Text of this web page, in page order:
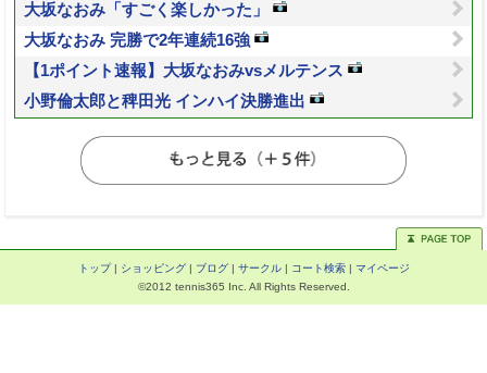
大坂なおみ「すごく楽しかった」
大坂なおみ 完勝で2年連続16強
【1ポイント速報】大坂なおみvsメルテンス
小野倫太郎と稗田光 インハイ決勝進出
トップ| ショッピング| ブログ| サークル| コート検索| マイページ
©2012 tennis365 Inc. All Rights Reserved.